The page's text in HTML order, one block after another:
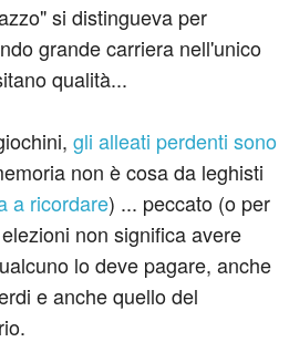
si distingueva per
grande carriera nell'unico
qualità...
gli alleati perdenti sono
non è cosa da leghisti
a ricordare) ... peccato (o per
non significa avere
lo deve pagare, anche
e anche quello del